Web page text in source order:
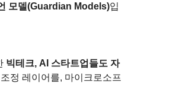
모델(Guardian Models)입
빅테크, AI 스타트업들도 자
정 레이어를, 마이크로소프